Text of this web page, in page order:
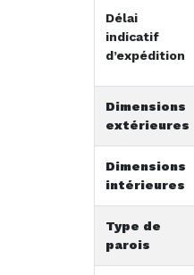
Délai
indicatif
d’expédition
Dimensions
extérieures
Dimensions
intérieures
Type de
parois